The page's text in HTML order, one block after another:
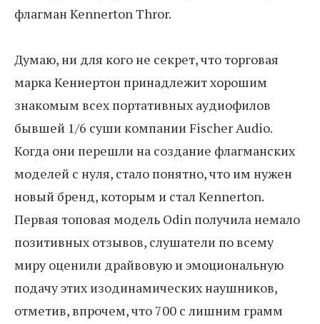
флагман Kennerton Thror.
Думаю, ни для кого не секрет, что торговая
марка Кеннертон принадлежит хорошим
знакомым всех портативных аудиофилов
бывшей 1/6 суши компании Fischer Audio.
Когда они перешли на создание флагманских
моделей с нуля, стало понятно, что им нужен
новый бренд, которым и стал Kennerton.
Первая топовая модель Odin получила немало
позитивных отзывов, слушатели по всему
миру оценили драйвовую и эмоциональную
подачу этих изодинамических наушников,
отметив, впрочем, что 700 с лишним грамм